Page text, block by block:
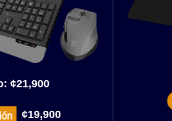
¢21,900
¢19,900